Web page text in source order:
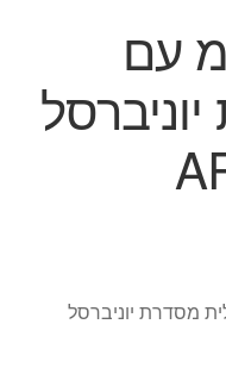
20 ס"מ עם
בקלית מסדרת יוניברסל